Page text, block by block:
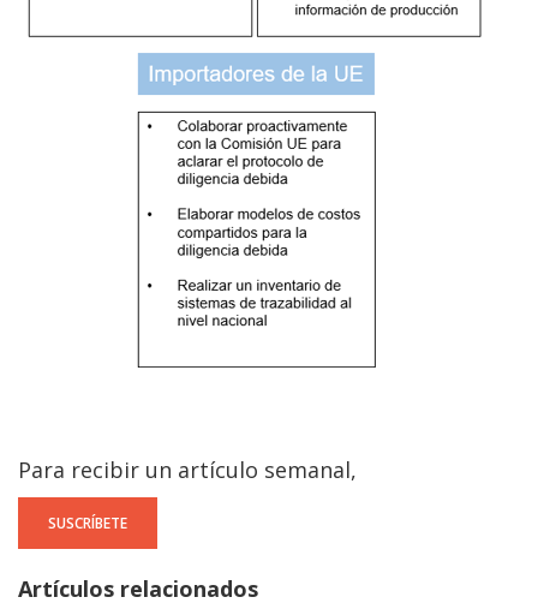
Para recibir un artículo semanal,
SUSCRÍBETE
Artículos relacionados